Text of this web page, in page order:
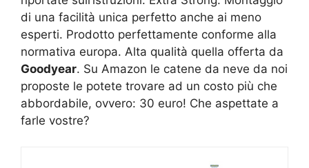
di una facilità unica perfetto anche ai meno
esperti. Prodotto perfettamente conforme alla
normativa europa. Alta qualità quella offerta da
Goodyear. Su Amazon le catene da neve da noi
proposte le potete trovare ad un costo più che
abbordabile, ovvero: 30 euro! Che aspettate a
farle vostre?